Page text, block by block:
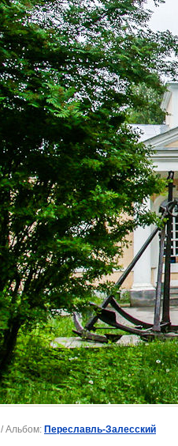
/ Альбом: Переславль-Залесский